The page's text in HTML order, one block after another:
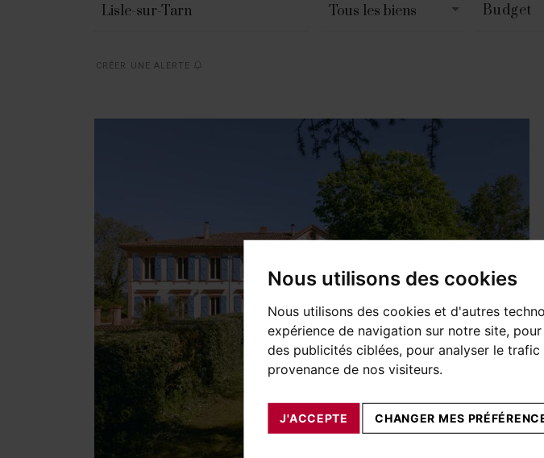
Nous utilisons des cookies
Nous utilisons des cookies et d'autres
expérience de navigation sur notre site,
des publicités ciblées, pour analyser le
provenance de nos visiteurs.
J'ACCEPTE CHANGER MES
Tous les biens Budget
CRÉER UNE ALERTE